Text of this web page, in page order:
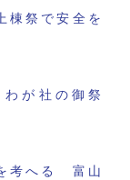
祭で安全を
が社の御祭
考へる 富山